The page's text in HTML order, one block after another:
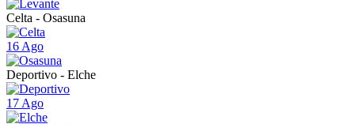
Celta - Osasuna
16 Ago
Deportivo - Elche
17 Ago